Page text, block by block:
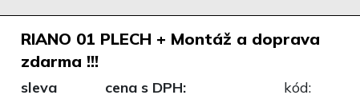
RIANO 01 PLECH + Montáž a doprava
zdarma !!!
sleva
cena s DPH:
kód: